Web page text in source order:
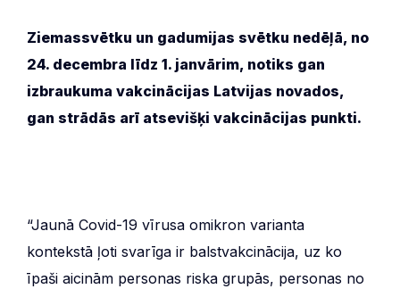
Ziemassvētku un gadumijas svētku nedēļā, no
24. decembra līdz 1. janvārim, notiks gan
izbraukuma vakcinācijas Latvijas novados,
gan strādās arī atsevišķi vakcinācijas punkti.
“Jaunā Covid-19 vīrusa omikron varianta
kontekstā ļoti svarīga ir balstvakcinācija, uz ko
īpaši aicinām personas riska grupās, personas no